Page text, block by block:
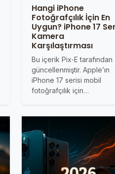
Hangi iPhone
Fotoğrafçılık İçin En
Uygun? iPhone 17
Kamera
Karşılaştırması
Bu içerik Pix‑E tarafından
güncellenmiştir. Apple’ın
iPhone 17 serisi mobil
fotoğrafçılık için…